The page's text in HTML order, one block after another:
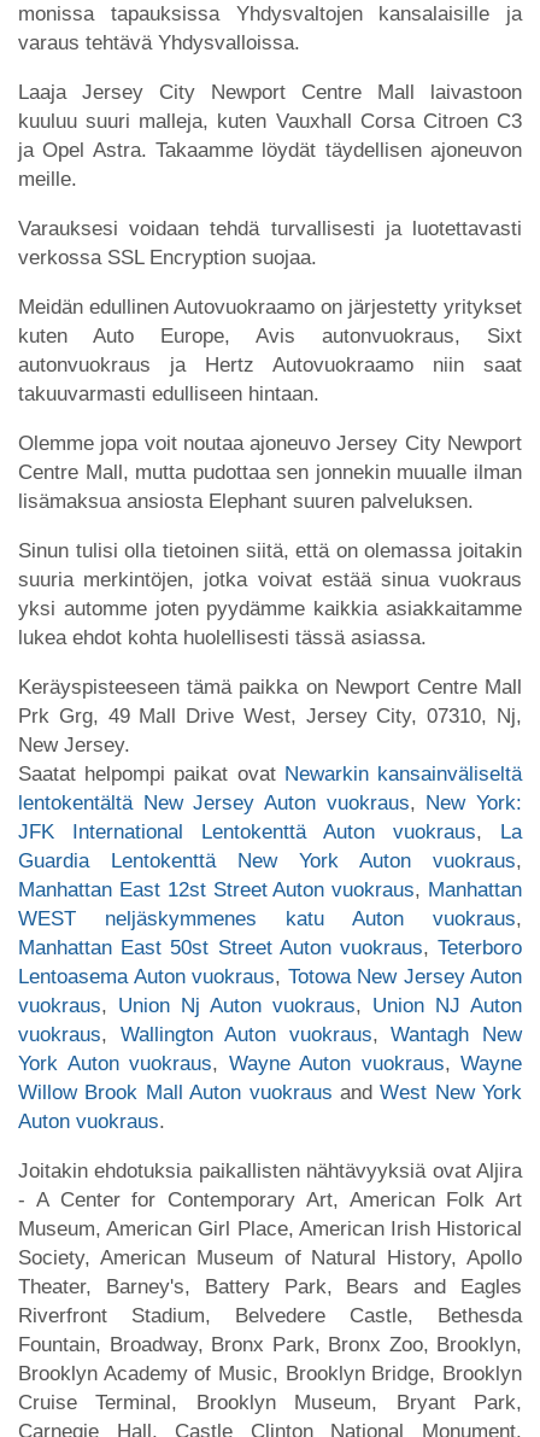
monissa tapauksissa Yhdysvaltojen kansalaisille ja
varaus tehtävä Yhdysvalloissa.
Laaja Jersey City Newport Centre Mall laivastoon
kuuluu suuri malleja, kuten Vauxhall Corsa Citroen C3
ja Opel Astra. Takaamme löydät täydellisen ajoneuvon
meille.
Varauksesi voidaan tehdä turvallisesti ja luotettavasti
verkossa SSL Encryption suojaa.
Meidän edullinen Autovuokraamo on järjestetty yritykset
kuten Auto Europe, Avis autonvuokraus, Sixt
autonvuokraus ja Hertz Autovuokraamo niin saat
takuuvarmasti edulliseen hintaan.
Olemme jopa voit noutaa ajoneuvo Jersey City Newport
Centre Mall, mutta pudottaa sen jonnekin muualle ilman
lisämaksua ansiosta Elephant suuren palveluksen.
Sinun tulisi olla tietoinen siitä, että on olemassa joitakin
suuria merkintöjen, jotka voivat estää sinua vuokraus
yksi automme joten pyydämme kaikkia asiakkaitamme
lukea ehdot kohta huolellisesti tässä asiassa.
Keräyspisteeseen tämä paikka on Newport Centre Mall
Prk Grg, 49 Mall Drive West, Jersey City, 07310, Nj,
New Jersey.
Saatat helpompi paikat ovat Newarkin kansainväliseltä
lentokentältä New Jersey Auton vuokraus, New York:
JFK International Lentokenttä Auton vuokraus, La
Guardia Lentokenttä New York Auton vuokraus,
Manhattan East 12st Street Auton vuokraus, Manhattan
WEST neljäskymmenes katu Auton vuokraus,
Manhattan East 50st Street Auton vuokraus,Teterboro
Lentoasema Auton vuokraus, Totowa New Jersey Auton
vuokraus, Union Nj Auton vuokraus, Union NJ Auton
vuokraus, Wallington Auton vuokraus,Wantagh New
York Auton vuokraus, Wayne Auton vuokraus, Wayne
Willow Brook Mall Auton vuokraus andWest New York
Auton vuokraus.
Joitakin ehdotuksia paikallisten nähtävyyksiä ovat Aljira
- A Center for Contemporary Art, American Folk Art
Museum, American Girl Place, American Irish Historical
Society, American Museum of Natural History, Apollo
Theater, Barney's, Battery Park, Bears and Eagles
Riverfront Stadium, Belvedere Castle, Bethesda
Fountain, Broadway, Bronx Park, Bronx Zoo, Brooklyn,
Brooklyn Academy of Music, Brooklyn Bridge, Brooklyn
Cruise Terminal, Brooklyn Museum, Bryant Park,
Carnegie Hall, Castle Clinton National Monument,